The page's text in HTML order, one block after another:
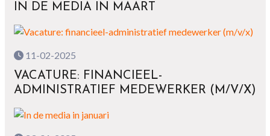
IN DE MEDIA IN MAART
11-02-2025
VACATURE: FINANCIEEL-
ADMINISTRATIEF MEDEWERKER (M/V/X)